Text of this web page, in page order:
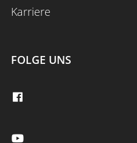
Karriere
FOLGE UNS